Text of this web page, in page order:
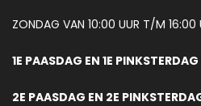
ZONDAG VAN 10:00 UUR T/M 16:00
1E PAASDAG EN 1E
2E PAASDAG EN 2E